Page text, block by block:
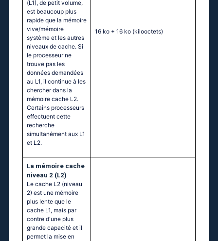
(L1), de petit volume,
est beaucoup plus
rapide que la mémoire
vive/mémoire
système et les autres
niveaux de cache. Si
le processeur ne
trouve pas les
données demandées
au L1, il continue à les
chercher dans la
mémoire cache L2.
Certains processeurs
effectuent cette
recherche
simultanément aux L1
et L2.
16 ko + 16 ko (kilooctets)
La mémoire cache
niveau 2 (L2)
Le cache L2 (niveau
2) est une mémoire
plus lente que le
cache L1, mais par
contre d'une plus
grande capacité et il
permet la mise en